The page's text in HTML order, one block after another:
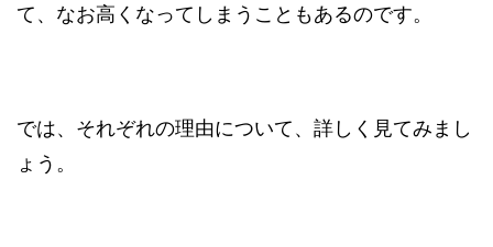
て、なお高くなってしまうこともあるのです。
では、それぞれの理由について、詳しく見てみまし
ょう。